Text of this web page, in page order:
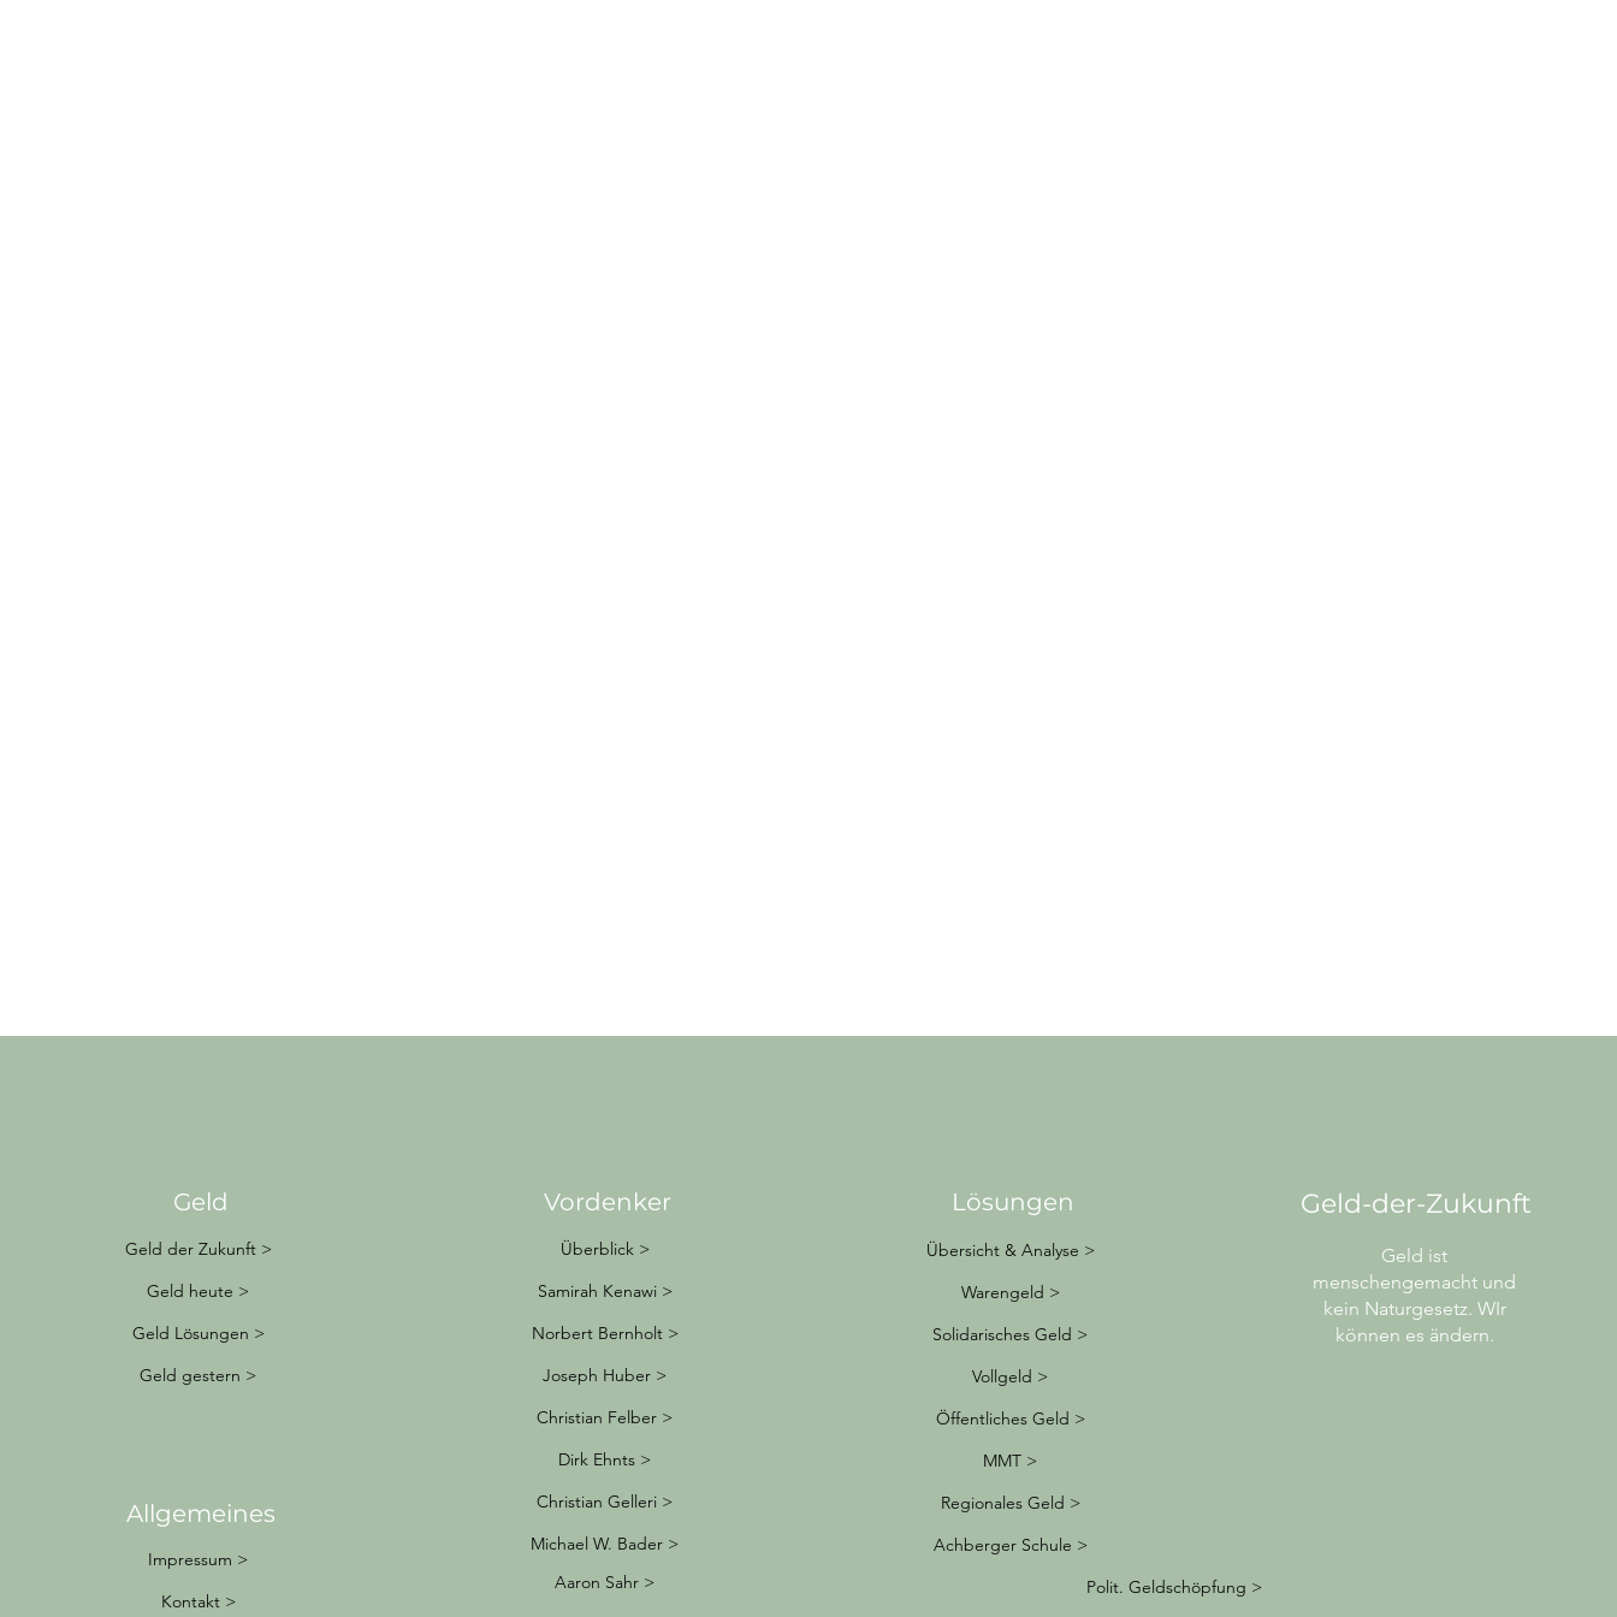
Geld
Geld der Zukunft >
Geld heute >
Geld Lösungen >
Geld gestern >
Allgemeines
Impressum >
Kontakt >
Vordenker
Überblick >
Samirah Kenawi >
Norbert Bernholt >
Joseph Huber >
Christian Felber >
Dirk Ehnts >
Christian Gelleri >
Michael W. Bader >
Aaron Sahr >
Lösungen
Übersicht & Analyse >
Warengeld >
Solidarisches Geld >
Vollgeld >
Öffentliches Geld >
MMT >
Regionales Geld >
Achberger Schule >
Geld-der-Zukunft
Geld ist
menschengemacht und
kein Naturgesetz. WIr
können es ändern.
Polit. Geldschöpfung >